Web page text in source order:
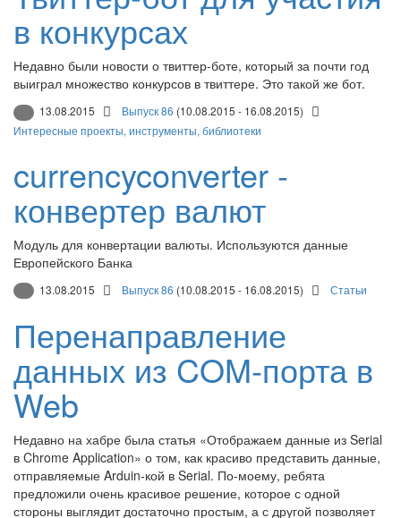
в конкурсах
Недавно были новости о твиттер-боте, который за почти год
выиграл множество конкурсов в твиттере. Это такой же бот.
13.08.2015 Выпуск 86 (10.08.2015 - 16.08.2015)
Интересные проекты, инструменты, библиотеки
currencyconverter -
конвертер валют
Модуль для конвертации валюты. Используются данные
Европейского Банка
13.08.2015 Выпуск 86 (10.08.2015 - 16.08.2015) Статьи
Перенаправление
данных из COM-порта в
Web
Недавно на хабре была статья «Отображаем данные из Serial
в Chrome Application» о том, как красиво представить данные,
отправляемые Arduin-кой в Serial. По-моему, ребята
предложили очень красивое решение, которое с одной
стороны выглядит достаточно простым, а с другой позволяет